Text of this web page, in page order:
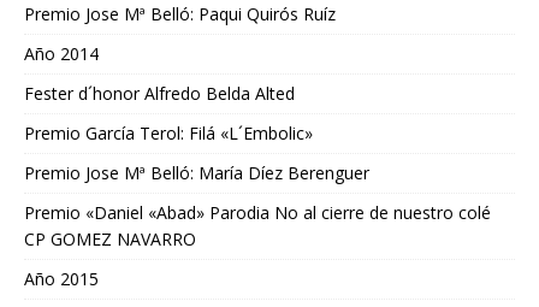
Premio Jose Mª Belló: Paqui Quirós Ruíz
Año 2014
Fester d´honor Alfredo Belda Alted
Premio García Terol: Filá «L´Embolic»
Premio Jose Mª Belló: María Díez Berenguer
Premio «Daniel «Abad» Parodia No al cierre de nuestro colé
CP GOMEZ NAVARRO
Año 2015